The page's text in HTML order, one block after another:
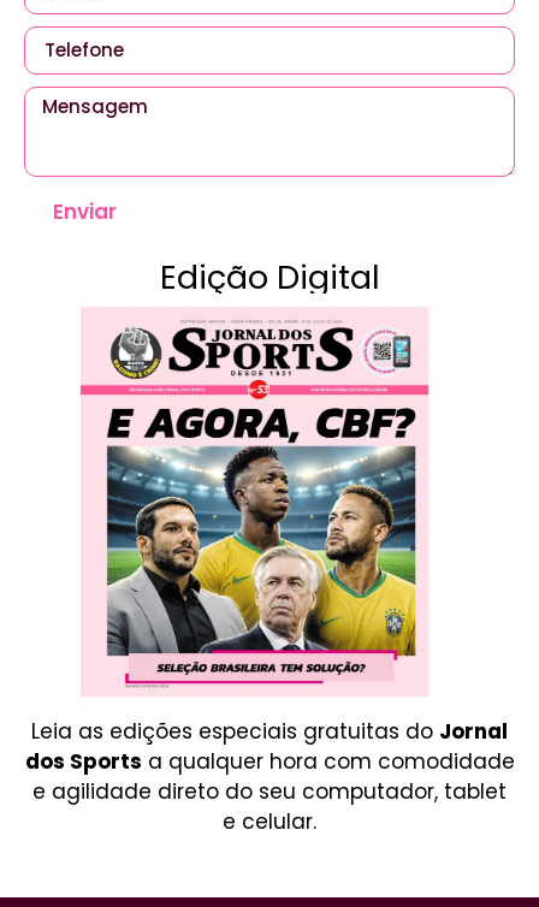
Enviar
Edição Digital
Leia as edições especiais gratuitas do Jornal
dos Sports a qualquer hora com comodidade
e agilidade direto do seu computador, tablet
e celular.